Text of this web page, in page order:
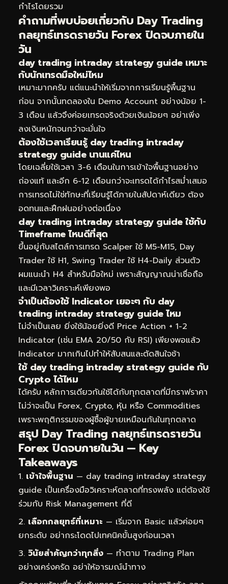
กำไรโดยรวม
คำถามที่พบบ่อยเกี่ยวกับ Day Trading
กลยุทธ์เทรดรายวัน Forex ปิดจบภายใน
วัน
day trading intraday strategy guide เหมาะ
กับนักเทรดมือใหม่ไหม
เหมาะมากครับ แต่แนะนำให้เริ่มจากการเรียนรู้พื้นฐาน
ก่อน จากนั้นทดลองใน Demo Account อย่างน้อย 1-
3 เดือน แล้วจึงค่อยเทรดจริงด้วยเงินน้อยๆ อย่าเพิ่ง
ลงเงินหนักจนกว่าจะมั่นใจ
ต้องใช้เวลาเรียนรู้ day trading intraday
strategy guide นานแค่ไหน
โดยเฉลี่ยใช้เวลา 3-6 เดือนในการเข้าใจพื้นฐานอย่าง
ถ่องแท้ และอีก 6-12 เดือนกว่าจะเทรดได้กำไรสม่ำเสมอ
การเทรดไม่ใช่ทักษะที่เรียนรู้ได้ภายในสัปดาห์เดียว ต้อง
อดทนและฝึกฝนอย่างต่อเนื่อง
day trading intraday strategy guide ใช้กับ
Timeframe ไหนดีที่สุด
ขึ้นอยู่กับสไตล์การเทรด Scalper ใช้ M5-M15, Day
Trader ใช้ H1, Swing Trader ใช้ H4-Daily ส่วนตัว
ผมแนะนำ H4 สำหรับมือใหม่ เพราะสัญญาณน่าเชื่อถือ
และมีเวลาวิเคราะห์เพียงพอ
จำเป็นต้องใช้ Indicator เยอะๆ กับ day
trading intraday strategy guide ไหม
ไม่จำเป็นเลย ยิ่งใช้น้อยยิ่งดี Price Action + 1-2
Indicator (เช่น EMA 20/50 กับ RSI) เพียงพอแล้ว
Indicator มากเกินไปทำให้สับสนและตัดสินใจช้า
ใช้ day trading intraday strategy guide กับ
Crypto ได้ไหม
ได้ครับ หลักการเดียวกันใช้ได้กับทุกตลาดที่มีกราฟราคา
ไม่ว่าจะเป็น Forex, Crypto, หุ้น หรือ Commodities
เพราะพฤติกรรมของผู้ซื้อผู้ขายเหมือนกันในทุกตลาด
สรุป Day Trading กลยุทธ์เทรดรายวัน
Forex ปิดจบภายในวัน — Key
Takeaways
เข้าใจพื้นฐาน — day trading intraday strategy
guide เป็นเครื่องมือวิเคราะห์ตลาดที่ทรงพลัง แต่ต้องใช้
ร่วมกับ Risk Management ที่ดี
เลือกกลยุทธ์ที่เหมาะ — เริ่มจาก Basic แล้วค่อยๆ
ยกระดับ อย่ากระโดดไปเทคนิคขั้นสูงก่อนเวลา
วินัยสำคัญกว่าทุกสิ่ง — ทำตาม Trading Plan
อย่างเคร่งครัด อย่าให้อารมณ์นำทาง